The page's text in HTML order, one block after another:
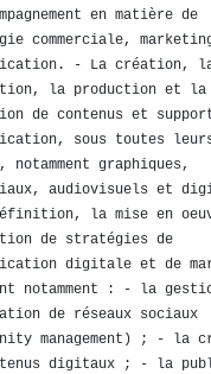
en matière de
commerciale,
- La création,
la production et la
de contenus et
sous toutes
notamment graphiques,
audiovisuels et
la mise en
de stratégies de
digitale et de
notamment : - la
de réseaux sociaux
management) ; - la
digitaux ; - la